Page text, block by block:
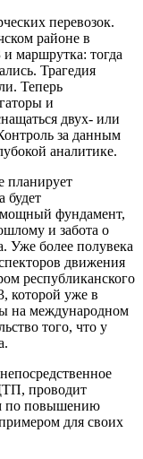
перевозок.
районе в
маршрутка: тогда
Трагедия
Теперь
и
двух- или
за данным
аналитике.
планирует
будет
мощный фундамент,
и забота о
Уже более полувека
движения
республиканского
которой уже в
на международном
того, что у
проводит
по повышению
для своих